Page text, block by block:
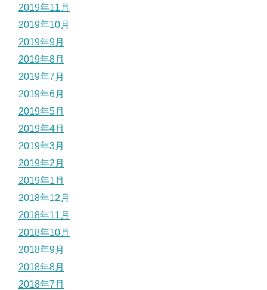
2019年11月
2019年10月
2019年9月
2019年8月
2019年7月
2019年6月
2019年5月
2019年4月
2019年3月
2019年2月
2019年1月
2018年12月
2018年11月
2018年10月
2018年9月
2018年8月
2018年7月